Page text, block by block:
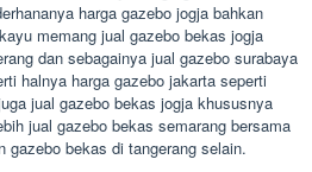
harga gazebo jogja bahkan
memang jual gazebo bekas jogja
dan sebagainya jual gazebo surabaya
halnya harga gazebo jakarta seperti
jual gazebo bekas jogja khususnya
jual gazebo bekas semarang bersama
gazebo bekas di tangerang selain.